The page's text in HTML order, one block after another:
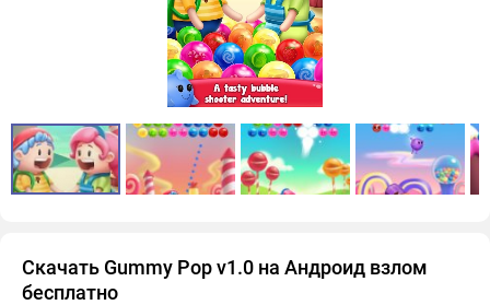
Скачать Gummy Pop v1.0 на Андроид взлом
бесплатно